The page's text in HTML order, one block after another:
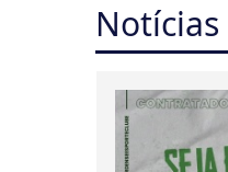
Notícias